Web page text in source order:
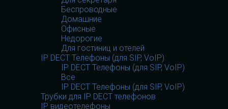
Беспроводные
Домашние
Офисные
Недорогие
Для гостиниц и отелей
IP DECT Телефоны (для SIP, VoIP)
IP DECT Телефоны (для SIP, VoIP)
Все
IP DECT Телефоны (для SIP, VoIP)
Трубки для IP DECT телефонов
IP видеотелефоны